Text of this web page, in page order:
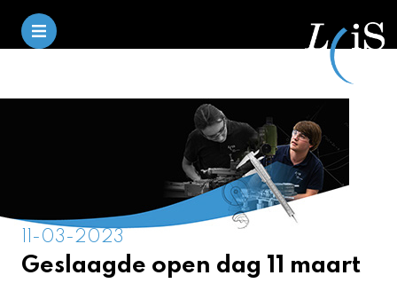
11-03-2023
Geslaagde open dag 11 maart